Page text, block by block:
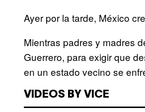
Ayer por la tarde, México
Mientras padres y madres
Guerrero, para exigir que
en un estado vecino se
VIDEOS BY VICE